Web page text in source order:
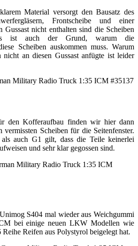
Material versorgt den Bausatz des
Frontscheibe und einer
Gussast nicht enthalten sind die Scheiben
ist auch der Grund, warum die
Scheiben auskommen muss. Warum
nicht an diesen Gussast anfügte ist leider
den Kofferaufbau finden wir hier dann
vermissten Scheiben für die Seitenfenster.
auch G1 gilt, dass die Teile keinerlei
und sehr klar gegossen sind.
S404 mal wieder aus Weichgummi
bei einige neuen LKW Modellen wie
Reifen aus Polystyrol beigelegt hat.